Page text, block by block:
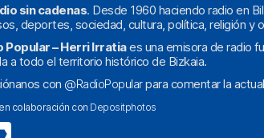
sin cadenas. Desde 1960 haciendo radio en
deportes, sociedad, cultura, política, religión y
Popular – Herri Irratiaes una emisora de radio
a todo el territorio histórico de Bizkaia.
con @RadioPopularpara comentar la
colaboración con Depositphotos